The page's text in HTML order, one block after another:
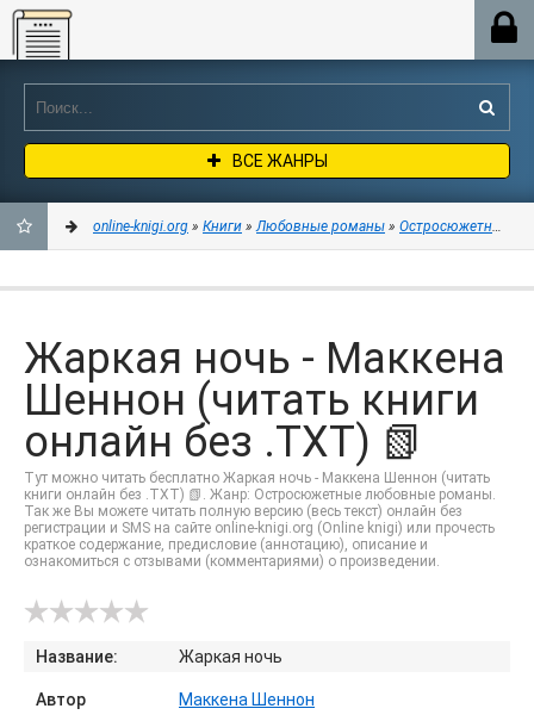
Online-knigi.org
ВСЕ ЖАНРЫ
ЗАКЛАДКИ
online-knigi.org » Книги »Любовные романы » Остросюжетные
Жаркая ночь - Маккена
Шеннон (читать книги
онлайн без .TXT) 📗
Тут можно читать бесплатно Жаркая ночь - Маккена Шеннон (читать
книги онлайн без .TXT) 📗. Жанр: Остросюжетные любовные романы.
Так же Вы можете читать полную версию (весь текст) онлайн без
регистрации и SMS на сайте online-knigi.org (Online knigi) или прочесть
краткое содержание, предисловие (аннотацию), описание и
ознакомиться с отзывами (комментариями) о произведении.
Название: Жаркая ночь
Автор Маккена Шеннон